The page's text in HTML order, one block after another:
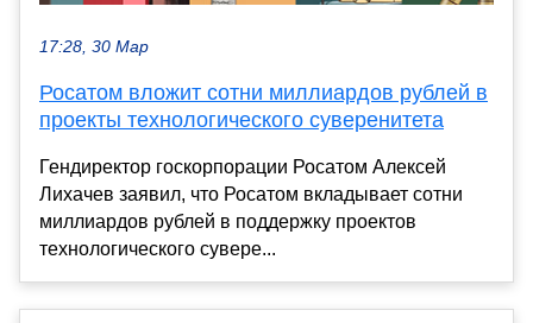
17:28, 30 Мар
Росатом вложит сотни миллиардов рублей в
проекты технологического суверенитета
Гендиректор госкорпорации Росатом Алексей
Лихачев заявил, что Росатом вкладывает сотни
миллиардов рублей в поддержку проектов
технологического сувере...